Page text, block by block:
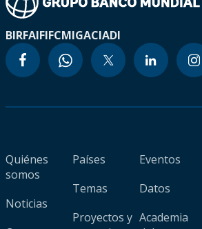
BIRFAIFIFCMIGACIADI
Quiénes
somos
Noticias
Países
Temas
Proyectos y
Eventos
Datos
Academia